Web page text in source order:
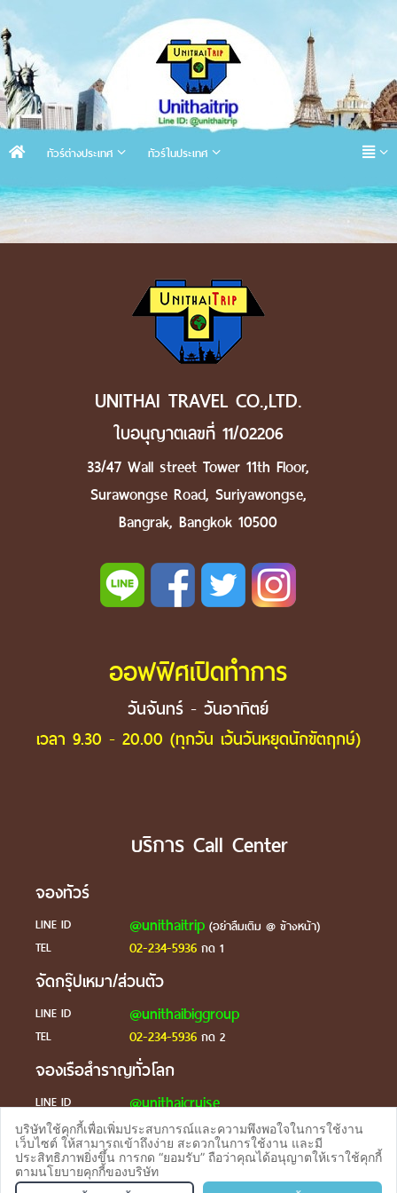
ทัวร์ต่างประเทศ ทัวร์ในประเทศ
จองทัวร TEL
UNITHAI TRAVEL CO.,LTD.
ใบอนุญาตเลขที่ 11/02206
33/47 Wall street Tower 11th Floor,
Surawongse Road, Suriyawongse,
Bangrak, Bangkok 10500
ออฟฟิศเปิดทำการ
วันจันทร์ - วันอาทิตย์
เวลา 9.30 - 20.00 (ทุกวัน เว้นวันหยุดนักขัตฤกษ์)
บริการ Call Center
จองทัวร์
LINE ID @unithaitrip(อย่าลืมเติม @ ข้างหน้า)
TEL
02-234-5936กด 1
จัดกรุ๊ปเหมา/ส่วนตัว
LINE ID @unithaibiggroup
TEL 02-234-5936กด 2
จองเรือสำราญทั่วโลก
LINE ID @unithaicruise
ร้องเรียน
LINE ID @unithaicare
บริษัทใช้คุกกี้เพื่อเพิ่มประสบการณ์และความพึงพอใจในการใช้งาน
เว็บไซต์ ให้สามารถเข้าถึงง่าย สะดวกในการใช้งาน และมี
ประสิทธิภาพยิ่งขึ้น การกด “ยอมรับ” ถือว่าคุณได้อนุญาตให้เราใช้คุกกี้
ตามนโยบายคุกกี้ของบริษัท